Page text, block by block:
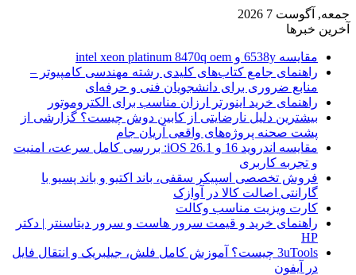
جمعه, آگوست 7 2026
آخرین خبرها
مقایسه 6538y و intel xeon platinum 8470q oem
راهنمای جامع کتاب‌های کلیدی رشته مهندسی کامپیوتر –
منابع ضروری برای دانشجویان فنی و حرفه‌ای
راهنمای خرید اینورتر ارزان مناسب برای الکتروموتور
بیشترین دلیل نارضایتی از کابین دوش چیست؟ گزارشی از
پشت صحنه پروژه‌های واقعی آریان جام
مقایسه اندروید 16 و iOS 26.1: بررسی کامل سرعت، امنیت
و تجربه کاربری
فروش تخصصی اسپیکر سقفی، باند اکتیو و باند پسیو با
گارانتی اصالت کالا در آوازک
کارت ویزیت مناسب وکالت
راهنمای خرید و قیمت سرور هاست و سرور دیتاسنتر | دکتر
HP
3uTools چیست؟ آموزش کامل فلش، جیلبریک و انتقال فایل
در آیفون